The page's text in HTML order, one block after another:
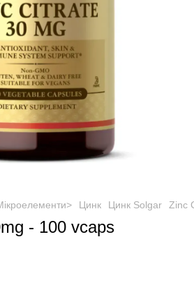
Цинк Цинк Solgar Zinc
- 100 vcaps